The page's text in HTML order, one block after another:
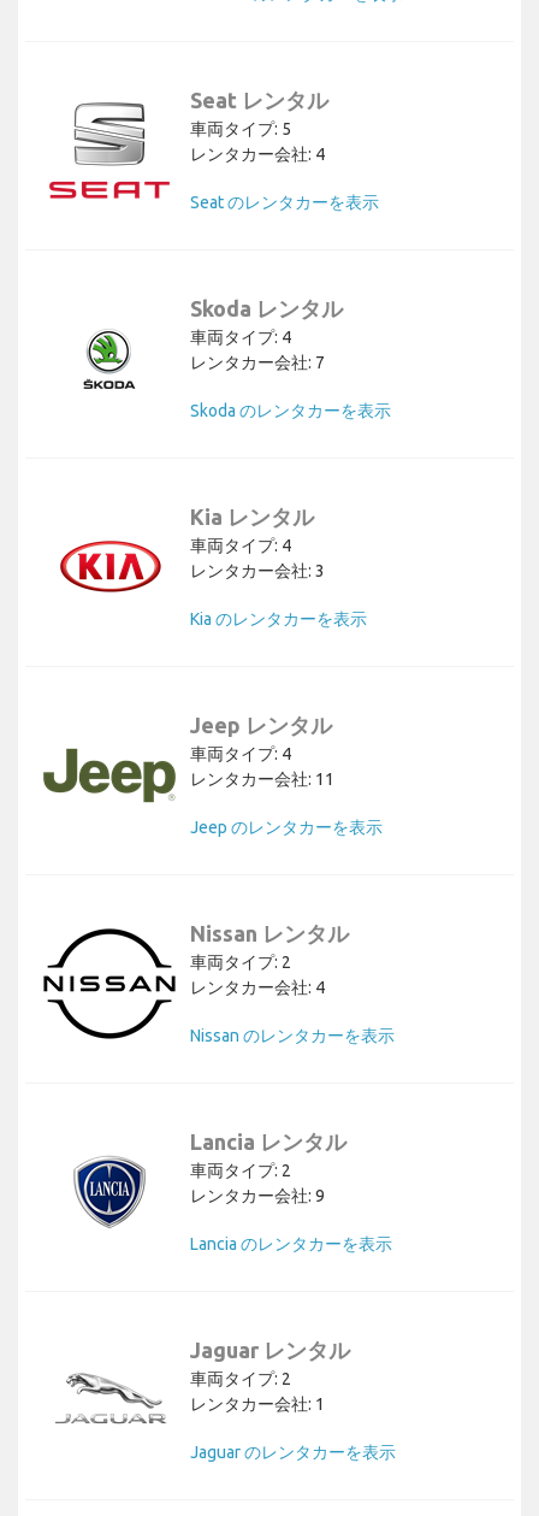
Seat レンタル
車両タイプ: 5
レンタカー会社: 4
Seat のレンタカーを表示
Skoda レンタル
車両タイプ: 4
レンタカー会社: 7
Skoda のレンタカーを表示
Kia レンタル
車両タイプ: 4
レンタカー会社: 3
Kia のレンタカーを表示
Jeep レンタル
車両タイプ: 4
レンタカー会社: 11
Jeep のレンタカーを表示
Nissan レンタル
車両タイプ: 2
レンタカー会社: 4
Nissan のレンタカーを表示
Lancia レンタル
車両タイプ: 2
レンタカー会社: 9
Lancia のレンタカーを表示
Jaguar レンタル
車両タイプ: 2
レンタカー会社: 1
Jaguar のレンタカーを表示